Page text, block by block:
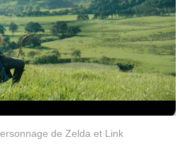
de Zelda et Link